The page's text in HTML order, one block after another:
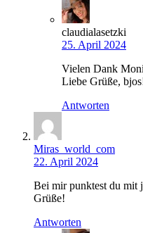
claudialasetzki
25. April 2024
Vielen Dank
Liebe Grüße,
Antworten
Miras_world_com
22. April 2024
Bei mir punktest du mit
Grüße!
Antworten